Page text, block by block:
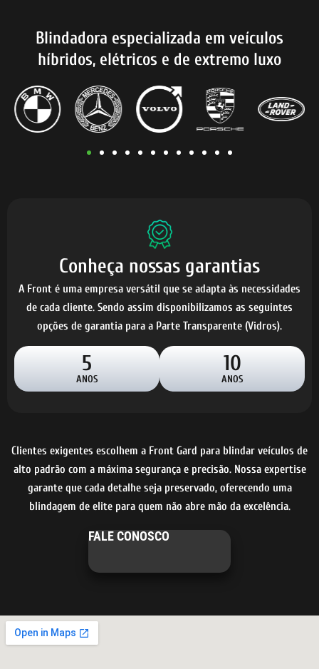
Blindadora especializada em veículos
híbridos, elétricos e de extremo luxo
Conheça nossas garantias
A Front é uma empresa versátil que se adapta às necessidades
de cada cliente. Sendo assim disponibilizamos as seguintes
opções de garantia para a Parte Transparente (Vidros).
5
ANOS
10
ANOS
Clientes exigentes escolhem a Front Gard para blindar veículos de
alto padrão com a máxima segurança e precisão. Nossa expertise
garante que cada detalhe seja preservado, oferecendo uma
blindagem de elite para quem não abre mão da excelência.
FALE CONOSCO